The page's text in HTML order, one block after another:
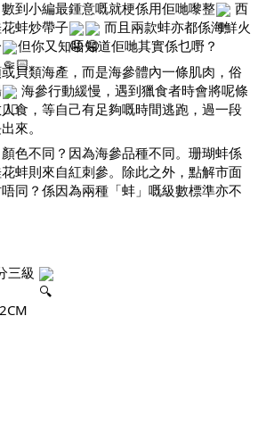
到小編最鍾意嘅就梗係用佢哋嚟整
西
蚌炒帶子
而且兩款蚌亦都係海鮮火
但你又知唔知道佢哋其實係乜嘢？
貝類海產，而是海參體內一條肌肉，俗
海參行動緩慢，遇到獵食者時會將呢條
食，等自己有足夠嘅時間逃跑，過一段
來。
色不同？因為海參品種不同。珊瑚蚌係
蚌則來自紅刺參。除此之外，點解市面
同？係因為兩種「蚌」嘅級數標準亦不
三級